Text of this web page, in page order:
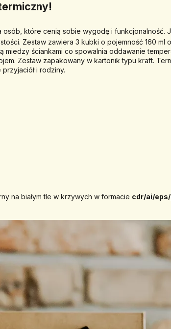
osób, które cenią sobie wygodę i funkcjonalność.
Zestaw zawiera 3 kubki o pojemność 160 ml
ściankami co spowalnia oddawanie
Zestaw zapakowany w kartonik typu kraft.
i rodziny.
na białym tle w krzywych w formacie cdr/ai/